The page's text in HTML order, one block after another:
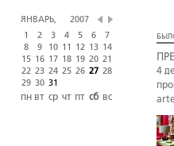
ЯНВАРЬ,
2007
1
2 3 4 5 6
7
8
9 10 11 12 13
14
15 16 17 18 19 20 21
22 23 24 25 26 27 28
29 30 31
пн вт ср чт пт сб вс
4